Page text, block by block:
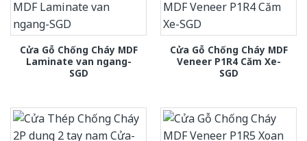
Cửa Gỗ Chống Cháy MDF
Laminate van ngang-
SGD
Cửa Gỗ Chống Cháy MDF
Veneer P1R4 Căm Xe-
SGD